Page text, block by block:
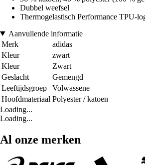
Dubbel weefsel
Thermogelastisch Performance TPU-
Aanvullende informatie
Merk
adidas
Kleur
zwart
Kleur
Zwart
Geslacht
Gemengd
Leeftijdsgroep
Volwassene
Hoofdmateriaal Polyester / katoen
Loading...
Loading...
Al onze merken